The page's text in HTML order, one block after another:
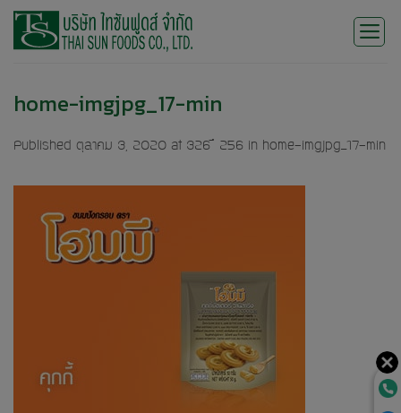
Skip
home-imgjpg_17-min
Published ตุลาคม 3, 2020 at 326 × 256 in home-imgjpg_17-min